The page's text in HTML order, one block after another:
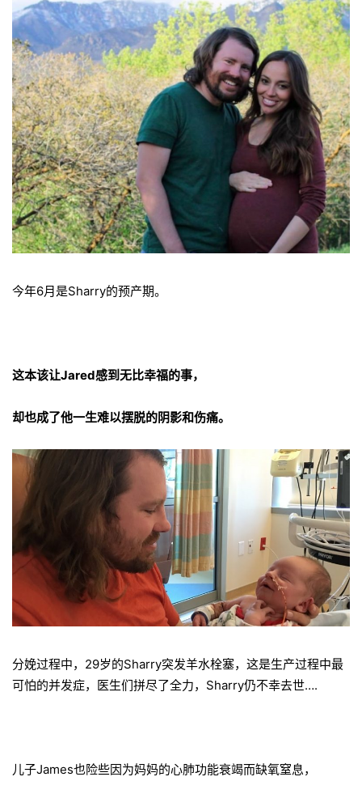
今年6月是Sharry的预产期。
这本该让Jared感到无比幸福的事，
却也成了他一生难以摆脱的阴影和伤痛。
分娩过程中，29岁的Sharry突发羊水栓塞，这是生产过程中最
可怕的并发症，医生们拼尽了全力，Sharry仍不幸去世….
儿子James也险些因为妈妈的心肺功能衰竭而缺氧窒息，